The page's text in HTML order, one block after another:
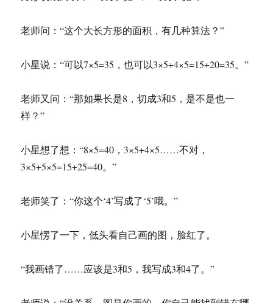
老师问：“这个大长方形的面积，有几种算法？”
小星说：“可以7×5=35，也可以3×5+4×5=15+20=35。”
老师又问：“那如果长是8，切成3和5，是不是也一
样？”
小星想了想：“8×5=40，3×5+4×5……不对，
3×5+5×5=15+25=40。”
老师笑了：“你这个‘4’写成了‘5’哦。”
小星愣了一下，低头看自己画的图，脸红了。
“我画错了……应该是3和5，我写成3和4了。”